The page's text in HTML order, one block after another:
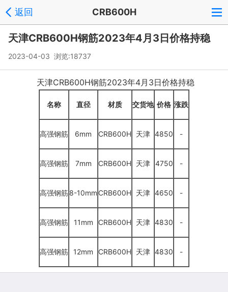
返回 CRB600H
天津CRB600H钢筋2023年4月3日价格持稳
2023-04-03 浏览:18737
天津CRB600H钢筋2023年4月3日价格持稳
名称 直径 材质 交货地 价格 涨跌
高强钢筋 6mm CRB600H 天津 4850 -
高强钢筋 7mm CRB600H 天津 4750 -
高强钢筋8-10mm CRB600H 天津 4650 -
高强钢筋 11mm CRB600H 天津 4830 -
高强钢筋 12mm CRB600H 天津 4830 -